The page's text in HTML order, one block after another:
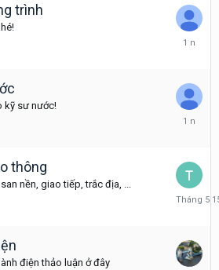
trình
Tháng
2025
kỹ sư nước!
Tháng
2025
thông
nền, giao tiếp, trắc địa, ...
Tháng
điện thảo luận ở đây